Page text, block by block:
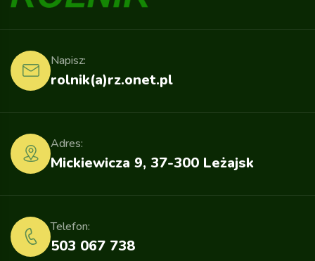
rolnik(a)rz.onet.pl
Napisz:
Mickiewicza 9, 37-300 Leżajsk
Adres:
503 067 738
Telefon: